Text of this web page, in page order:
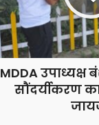
MDDA उपाध्यक्ष
सौंदर्यीकरण